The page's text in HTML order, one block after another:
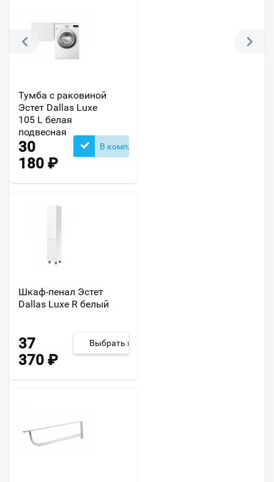
Тумба с раковиной
Эстет Dallas Luxe
105 L белая
подвесная
30
180 ₽
В комплекте
Шкаф-пенал Эстет
Dallas Luxe R белый
37
370 ₽
Выбрать из 6